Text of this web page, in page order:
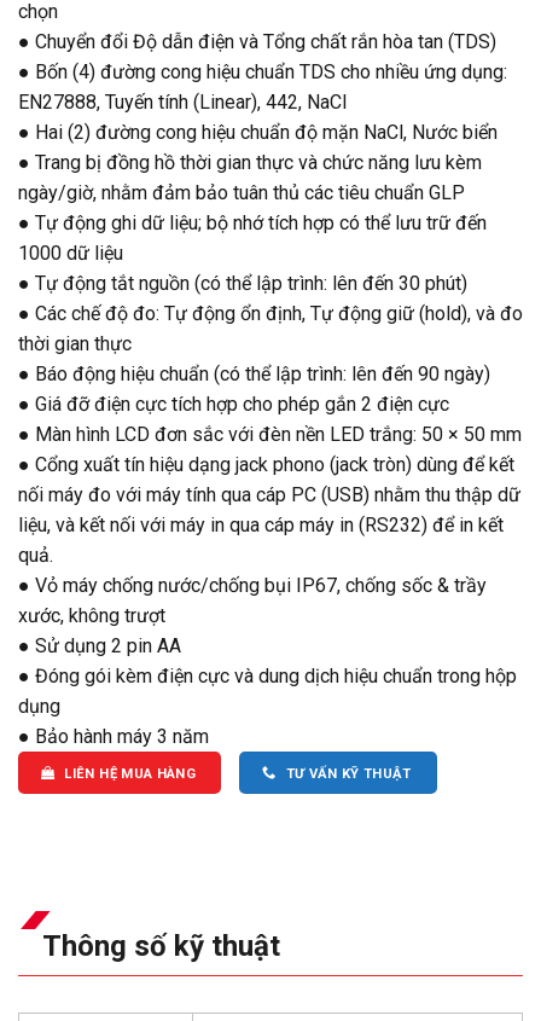
chọn
● Chuyển đổi Độ dẫn điện và Tổng chất rắn hòa tan (TDS)
● Bốn (4) đường cong hiệu chuẩn TDS cho nhiều ứng dụng:
EN27888, Tuyến tính (Linear), 442, NaCl
● Hai (2) đường cong hiệu chuẩn độ mặn NaCl, Nước biển
● Trang bị đồng hồ thời gian thực và chức năng lưu kèm
ngày/giờ, nhằm đảm bảo tuân thủ các tiêu chuẩn GLP
● Tự động ghi dữ liệu; bộ nhớ tích hợp có thể lưu trữ đến
1000 dữ liệu
● Tự động tắt nguồn (có thể lập trình: lên đến 30 phút)
● Các chế độ đo: Tự động ổn định, Tự động giữ (hold), và đo
thời gian thực
● Báo động hiệu chuẩn (có thể lập trình: lên đến 90 ngày)
● Giá đỡ điện cực tích hợp cho phép gắn 2 điện cực
● Màn hình LCD đơn sắc với đèn nền LED trắng: 50 × 50 mm
● Cổng xuất tín hiệu dạng jack phono (jack tròn) dùng để kết
nối máy đo với máy tính qua cáp PC (USB) nhằm thu thập dữ
liệu, và kết nối với máy in qua cáp máy in (RS232) để in kết
quả.
● Vỏ máy chống nước/chống bụi IP67, chống sốc & trầy
xước, không trượt
● Sử dụng 2 pin AA
● Đóng gói kèm điện cực và dung dịch hiệu chuẩn trong hộp
dụng
● Bảo hành máy 3 năm
LIÊN HỆ MUA HÀNG TƯ VẤN KỸ THUẬT
Thông số kỹ thuật